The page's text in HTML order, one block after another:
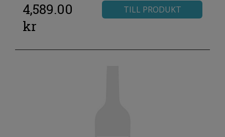
4,589.00
kr
TILL PRODUKT